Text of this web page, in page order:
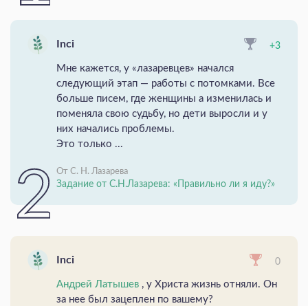
Inci +3
Мне кажется, у «лазаревцев» начался
следующий этап — работы с потомками. Все
больше писем, где женщины а изменилась и
поменяла свою судьбу, но дети выросли и у
них начались проблемы.
Это только ...
От С. Н. Лазарева
Задание от С.Н.Лазарева: «Правильно ли я иду?»
Inci 0
Андрей Латышев , у Христа жизнь отняли. Он
за нее был зацеплен по вашему?